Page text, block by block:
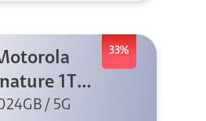
33%
1TB
Negro/ 5G